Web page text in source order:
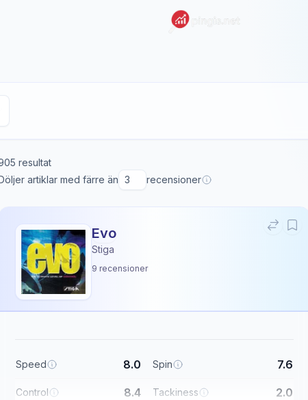
resultat
artiklar med färre än
recensioner
Evo
Stiga
9 recensioner
Speed 8.0 Spin 7.6
Control 8.4 Tackiness 2.0